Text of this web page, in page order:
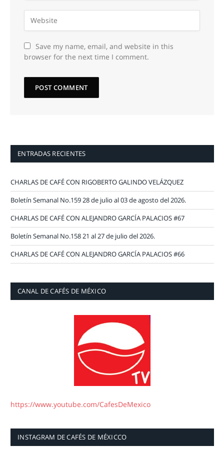
Save my name, email, and website in this
browser for the next time I comment.
ENTRADAS RECIENTES
CHARLAS DE CAFÉ CON RIGOBERTO GALINDO VELÁZQUEZ
Boletín Semanal No.159 28 de julio al 03 de agosto del 2026.
CHARLAS DE CAFÉ CON ALEJANDRO GARCÍA PALACIOS #67
Boletín Semanal No.158 21 al 27 de julio del 2026.
CHARLAS DE CAFÉ CON ALEJANDRO GARCÍA PALACIOS #66
CANAL DE CAFÉS DE MÉXICO
https://www.youtube.com/CafesDeMexico
INSTAGRAM DE CAFÉS DE MÉXICCO